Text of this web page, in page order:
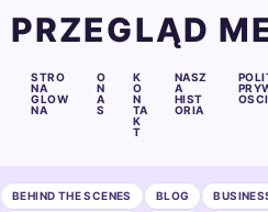
PRZEGLĄD
STRO
NA
GLOW
NA
O
N
A
S
K
O
N
TA
K
T
NASZ
A
HIST
ORIA
OSCI
BEHIND THE SCENES BLOG